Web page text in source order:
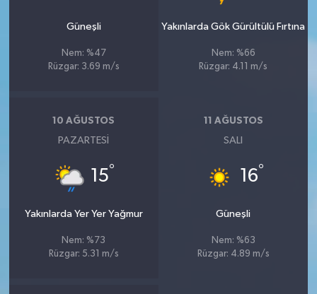
Güneşli
Nem: %47
Rüzgar: 3.69 m/s
Yakınlarda Gök Gürültülü Fırtına
Nem: %66
Rüzgar: 4.11 m/s
10 AĞUSTOS
PAZARTESI
15°
Yakınlarda Yer Yer Yağmur
Nem: %73
Rüzgar: 5.31 m/s
11 AĞUSTOS
SALI
16°
Güneşli
Nem: %63
Rüzgar: 4.89 m/s